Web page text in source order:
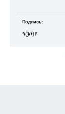
Подпись:
٩(●̮̮̃•̃)۶